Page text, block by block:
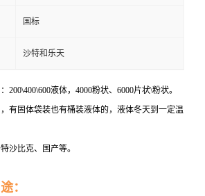
国标
沙特和乐天
200\400\600液体，4000粉状、6000片状\粉状。
有固体袋装也有桶装液体的，液体冬天到一定温
沙比克、国产等。
：